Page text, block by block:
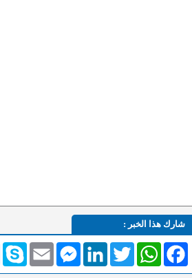
شارك هذا الخبر :
Skype Email
MessengerLinkedInTwitterWhatsAppFacebook